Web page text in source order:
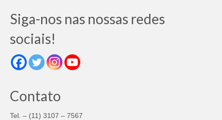
Siga-nos nas nossas redes
sociais!
Contato
Tel. – (11) 3107 – 7567